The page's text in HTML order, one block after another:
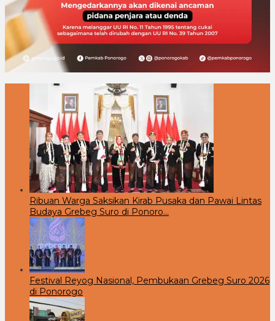
Ribuan Warga Saksikan Kirab Pusaka dan Pawai Lintas
Budaya Grebeg Suro di Ponoro…
Festival Reyog Nasional, Pembukaan Grebeg Suro 2026
di Ponorogo